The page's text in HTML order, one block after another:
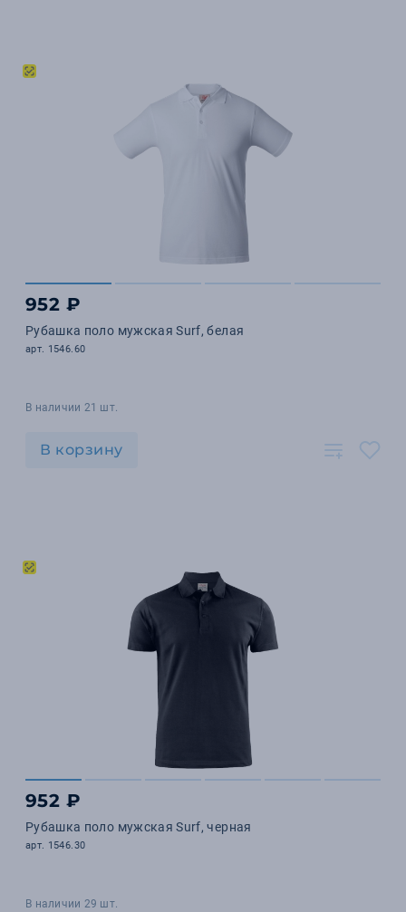
952 ₽
Рубашка поло мужская Surf, белая
арт. 1546.60
В наличии 21 шт.
В корзину
952 ₽
Рубашка поло мужская Surf, черная
арт. 1546.30
В наличии 29 шт.